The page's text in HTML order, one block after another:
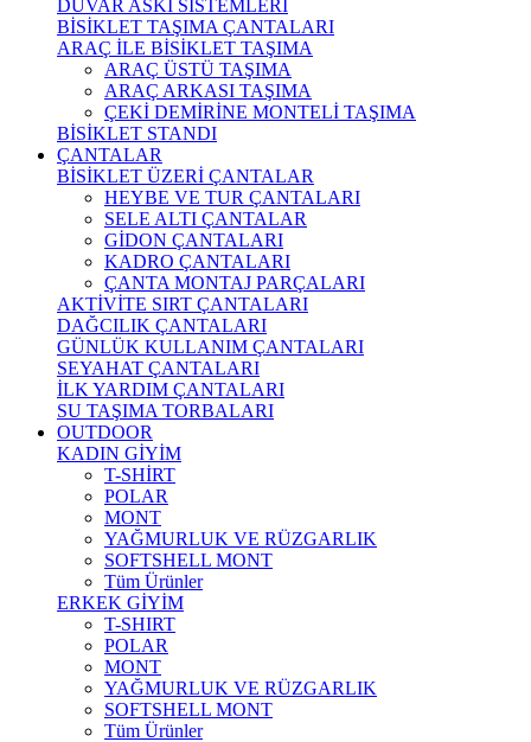
DUVAR ASKI SİSTEMLERİ
BİSİKLET TAŞIMA ÇANTALARI
ARAÇ İLE BİSİKLET TAŞIMA
ARAÇ ÜSTÜ TAŞIMA
ARAÇ ARKASI TAŞIMA
ÇEKİ DEMİRİNE MONTELİ TAŞIMA
BİSİKLET STANDI
ÇANTALAR
BİSİKLET ÜZERİ ÇANTALAR
HEYBE VE TUR ÇANTALARI
SELE ALTI ÇANTALAR
GİDON ÇANTALARI
KADRO ÇANTALARI
ÇANTA MONTAJ PARÇALARI
AKTİVİTE SIRT ÇANTALARI
DAĞCILIK ÇANTALARI
GÜNLÜK KULLANIM ÇANTALARI
SEYAHAT ÇANTALARI
İLK YARDIM ÇANTALARI
SU TAŞIMA TORBALARI
OUTDOOR
KADIN GİYİM
T-SHİRT
POLAR
MONT
YAĞMURLUK VE RÜZGARLIK
SOFTSHELL MONT
Tüm Ürünler
ERKEK GİYİM
T-SHIRT
POLAR
MONT
YAĞMURLUK VE RÜZGARLIK
SOFTSHELL MONT
Tüm Ürünler